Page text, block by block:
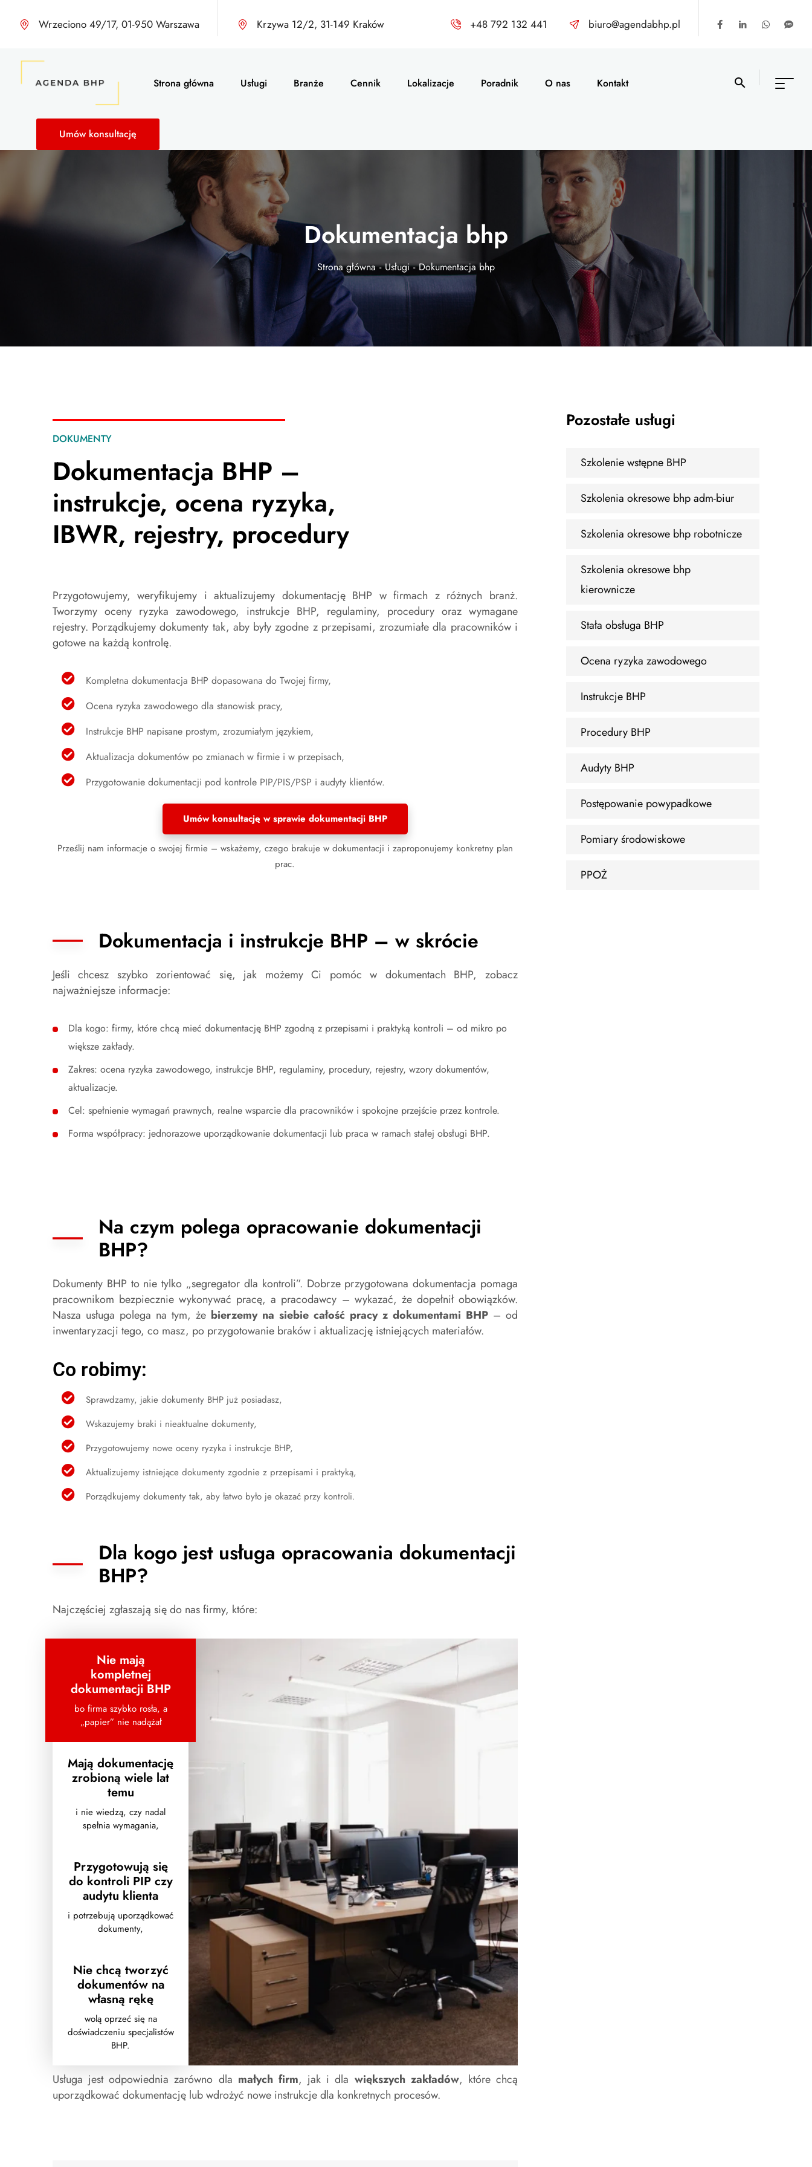
Wrzeciono 49/17, 01-950 Warszawa Krzywa 12/2, 31-149 Kraków +48 792 132 441 biuro@agendabhp.pl
Strona główna Usługi Branże Cennik Lokalizacje Poradnik O nas Kontakt
Umów konsultację
Dokumentacja bhp
Strona główna Usługi Dokumentacja bhp
DOKUMENTY
Dokumentacja BHP –
instrukcje, ocena ryzyka,
IBWR, rejestry, procedury
Przygotowujemy, weryfikujemy i aktualizujemy dokumentację BHP w firmach z różnych branż.
Tworzymy oceny ryzyka zawodowego, instrukcje BHP, regulaminy, procedury oraz wymagane
rejestry. Porządkujemy dokumenty tak, aby były zgodne z przepisami, zrozumiałe dla pracowników i
gotowe na każdą kontrolę.
Kompletna dokumentacja BHP dopasowana do Twojej firmy,
Ocena ryzyka zawodowego dla stanowisk pracy,
Instrukcje BHP napisane prostym, zrozumiałym językiem,
Aktualizacja dokumentów po zmianach w firmie i w przepisach,
Przygotowanie dokumentacji pod kontrole PIP/PIS/PSP i audyty klientów.
Umów konsultację w sprawie dokumentacji BHP
Prześlij nam informacje o swojej firmie – wskażemy, czego brakuje w dokumentacji i zaproponujemy konkretny plan
prac.
Dokumentacja i instrukcje BHP – w skrócie
Jeśli chcesz szybko zorientować się, jak możemy Ci pomóc w dokumentach BHP, zobacz
najważniejsze informacje:
Dla kogo: firmy, które chcą mieć dokumentację BHP zgodną z przepisami i praktyką kontroli – od mikro po
większe zakłady.
Zakres: ocena ryzyka zawodowego, instrukcje BHP, regulaminy, procedury, rejestry, wzory dokumentów,
aktualizacje.
Cel: spełnienie wymagań prawnych, realne wsparcie dla pracowników i spokojne przejście przez kontrole.
Forma współpracy: jednorazowe uporządkowanie dokumentacji lub praca w ramach stałej obsługi BHP.
Na czym polega opracowanie dokumentacji
BHP?
Dokumenty BHP to nie tylko „segregator dla kontroli”. Dobrze przygotowana dokumentacja pomaga
pracownikom bezpiecznie wykonywać pracę, a pracodawcy – wykazać, że dopełnił obowiązków.
Nasza usługa polega na tym, że bierzemy na siebie całość pracy z dokumentami BHP – od
inwentaryzacji tego, co masz, po przygotowanie braków i aktualizację istniejących materiałów.
Co robimy:
Sprawdzamy, jakie dokumenty BHP już posiadasz,
Wskazujemy braki i nieaktualne dokumenty,
Przygotowujemy nowe oceny ryzyka i instrukcje BHP,
Aktualizujemy istniejące dokumenty zgodnie z przepisami i praktyką,
Porządkujemy dokumenty tak, aby łatwo było je okazać przy kontroli.
Dla kogo jest usługa opracowania dokumentacji
BHP?
Najczęściej zgłaszają się do nas firmy, które:
Nie mają
kompletnej
dokumentacji BHP
bo firma szybko rosła, a
„papier” nie nadążał
Mają dokumentację
zrobioną wiele lat
temu
i nie wiedzą, czy nadal
spełnia wymagania,
Przygotowują się
do kontroli PIP czy
audytu klienta
i potrzebują uporządkować
dokumenty,
Nie chcą tworzyć
dokumentów na
własną rękę
wolą oprzeć się na
doświadczeniu specjalistów
BHP.
Usługa jest odpowiednia zarówno dla małych firm, jak i dla większych zakładów, które chcą
uporządkować dokumentację lub wdrożyć nowe instrukcje dla konkretnych procesów.
Pozostałe usługi
Szkolenie wstępne BHP
Szkolenia okresowe bhp adm-biur
Szkolenia okresowe bhp robotnicze
Szkolenia okresowe bhp
kierownicze
Stała obsługa BHP
Ocena ryzyka zawodowego
Instrukcje BHP
Procedury BHP
Audyty BHP
Postępowanie powypadkowe
Pomiary środowiskowe
PPOŻ